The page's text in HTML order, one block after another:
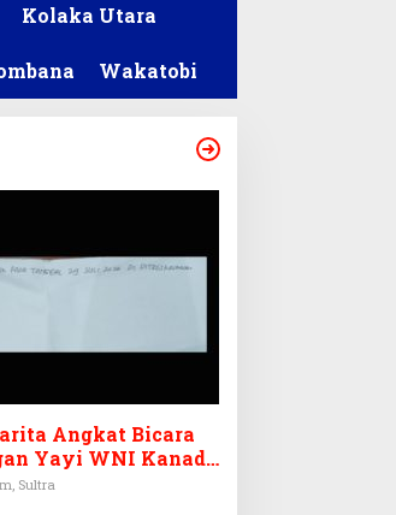
Kolaka Utara
Wakatobi
Angkat Bicara
Yayi WNI Kanada
Miliar
Sultra